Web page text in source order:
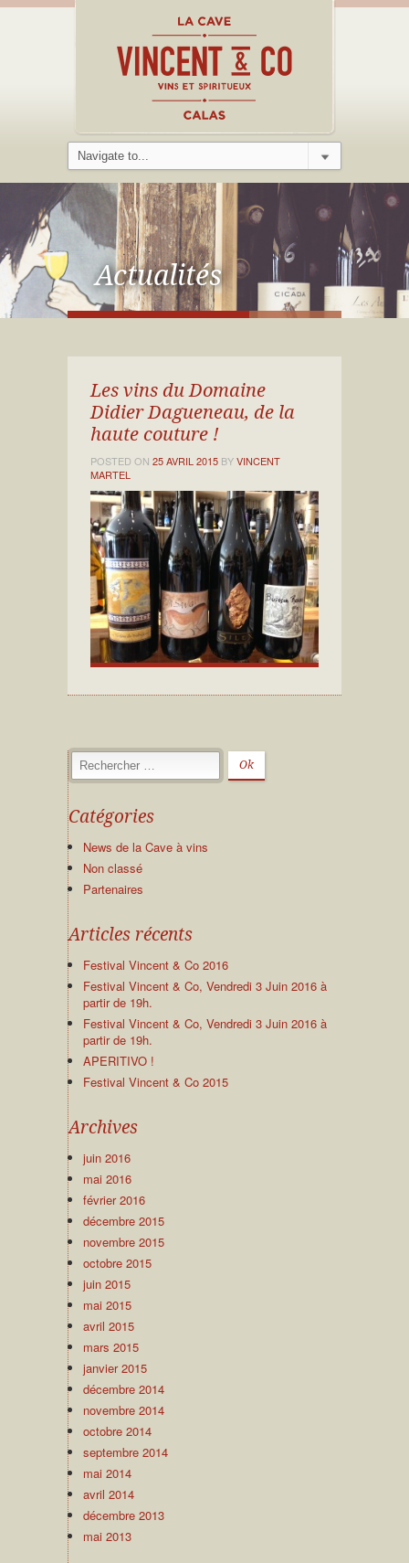
Actualités
Les vins du Domaine
Didier Dagueneau, de la
haute couture !
POSTED ON 25 AVRIL 2015 BYVINCENT
MARTEL
Catégories
News de la Cave à vins
Non classé
Partenaires
Articles récents
Festival Vincent & Co 2016
Festival Vincent & Co, Vendredi 3 Juin 2016 à
partir de 19h.
Festival Vincent & Co, Vendredi 3 Juin 2016 à
partir de 19h.
APERITIVO !
Festival Vincent & Co 2015
Archives
juin 2016
mai 2016
février 2016
décembre 2015
novembre 2015
octobre 2015
juin 2015
mai 2015
avril 2015
mars 2015
janvier 2015
décembre 2014
novembre 2014
octobre 2014
septembre 2014
mai 2014
avril 2014
décembre 2013
mai 2013